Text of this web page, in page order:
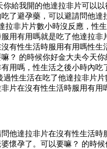
給我開的他達拉非片可以
了避孕藥，可以避請問他
非片片數小時沒反應，性
用有用嗎就是吃了他達拉非
有性生活時服用有用嗎性
？ 的時候你好金大夫今天
用嗎，性生活之後小時內
性生活在吃了他達拉非片
片在沒有性生活時服用有
他達拉非片在沒有性生活
懷孕了。可以要嘛？ 的時